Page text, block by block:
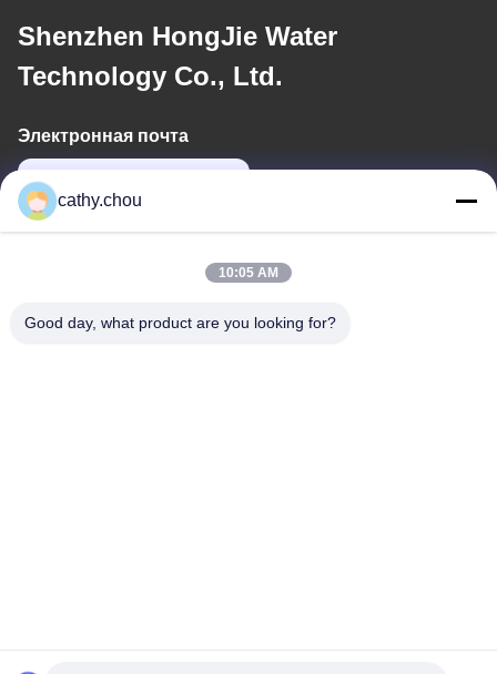
Shenzhen HongJie Water
Technology Co., Ltd.
Электронная почта
Поставщик. © авторского права -2026 Shenzhen HongJie Water
cathy.chou
10:05 AM
Good day, what product are you looking for?